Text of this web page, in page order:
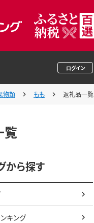
ログイン
物類 もも 返礼品一覧
覧
から探す
キング